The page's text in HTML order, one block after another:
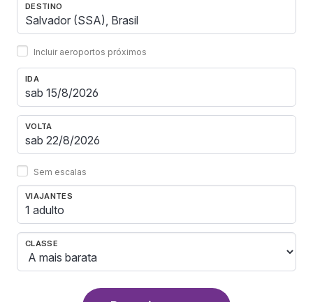
DESTINO
Incluir aeroportos próximos
IDA
VOLTA
Sem escalas
VIAJANTES
1 adulto
CLASSE